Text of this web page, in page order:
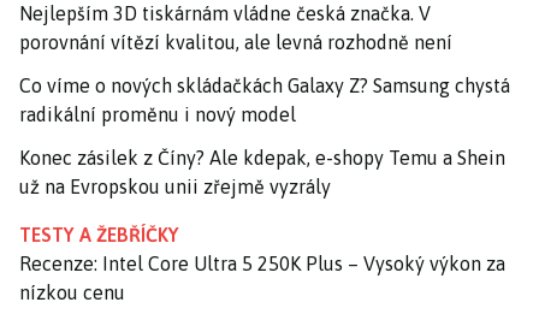
Nejlepším 3D tiskárnám vládne česká značka. V
porovnání vítězí kvalitou, ale levná rozhodně není
Co víme o nových skládačkách Galaxy Z? Samsung chystá
radikální proměnu i nový model
Konec zásilek z Číny? Ale kdepak, e-shopy Temu a Shein
už na Evropskou unii zřejmě vyzrály
TESTY A ŽEBŘÍČKY
Recenze: Intel Core Ultra 5 250K Plus – Vysoký výkon za
nízkou cenu